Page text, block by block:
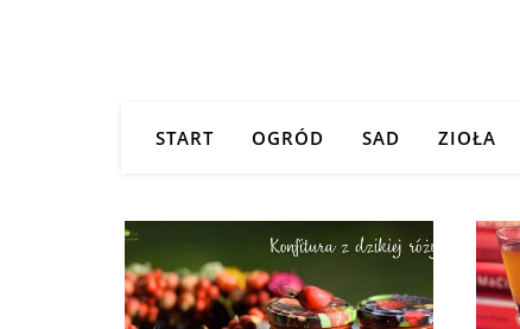
START OGRÓD SAD ZIOŁA